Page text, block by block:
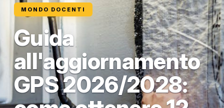
MONDO DOCENTI
Guida
all'aggiornamento
GPS 2026/2028: